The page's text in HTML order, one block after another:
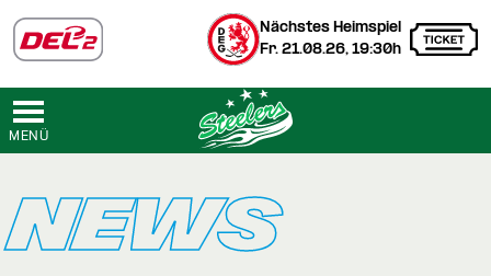
Nächstes Heimspiel
Fr. 21.08.26, 19:30h
MENÜ
NEWS